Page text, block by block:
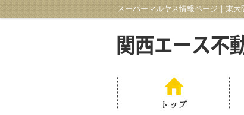
スーパーマルヤス情報ページ｜東